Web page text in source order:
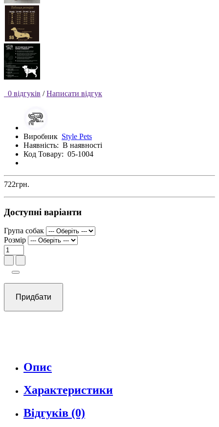
0 відгуків / Написати відгук
Виробник Style Pets
Наявність: В наявності
Код Товару: 05-1004
722грн.
Доступні варіанти
Група собак
Розмір
Придбати
Опис
Характеристики
Відгуків (0)